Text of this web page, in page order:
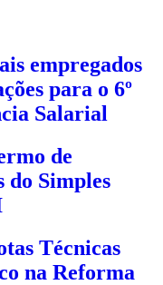
empregados
para o 6º
Salarial
de
do Simples
Técnicas
na Reforma